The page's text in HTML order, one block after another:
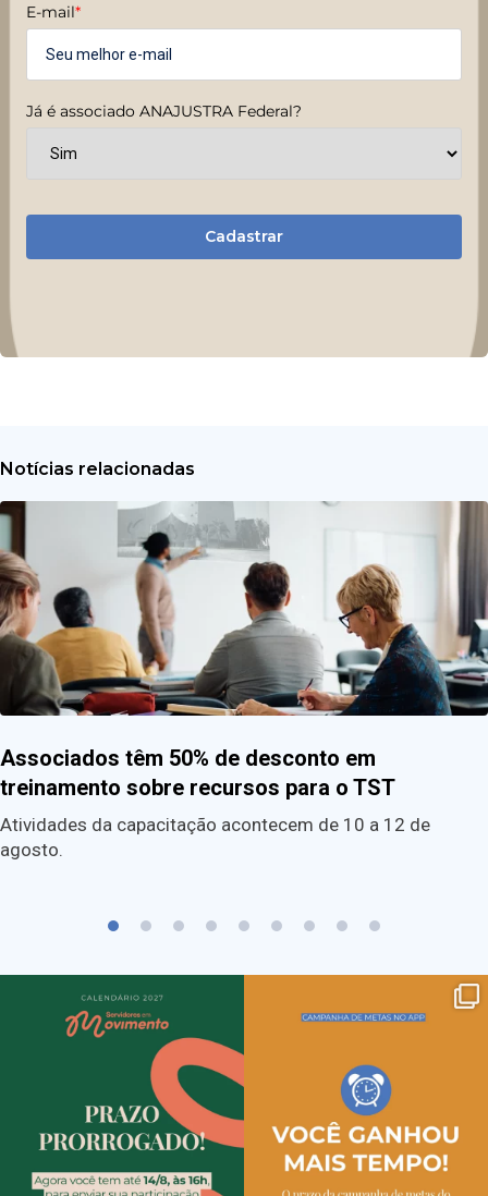
E-mail*
Já é associado ANAJUSTRA Federal?
Cadastrar
Notícias relacionadas
Associados têm 50% de desconto em
treinamento sobre recursos para o TST
Atividades da capacitação acontecem de 10 a 12 de
agosto.